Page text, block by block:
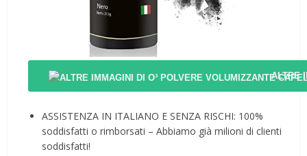
ALTRE
ASSISTENZA IN ITALIANO E SENZA RISCHI: 100%
soddisfatti o rimborsati – Abbiamo già milioni di clienti
soddisfatti!